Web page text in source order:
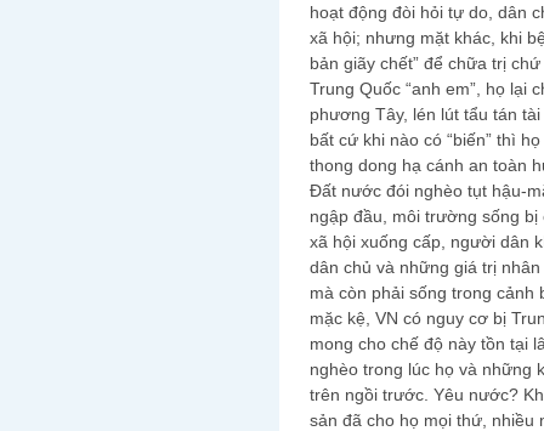
hoạt động đòi hỏi tự do, dân
xã hội; nhưng mặt khác, khi
bản giãy chết” để chữa trị
Trung Quốc “anh em”, họ lại
phương Tây, lén lút tẩu tán
bất cứ khi nào có “biến” thì
thong dong hạ cánh an toàn
Đất nước đói nghèo tụt hậu-
ngập đầu, môi trường sống
xã hội xuống cấp, người dân
dân chủ và những giá trị
mà còn phải sống trong
mặc kệ, VN có nguy cơ bị
mong cho chế độ này tồn tại
nghèo trong lúc họ và những
trên ngồi trước. Yêu nước?
sản đã cho họ mọi thứ, nhiều